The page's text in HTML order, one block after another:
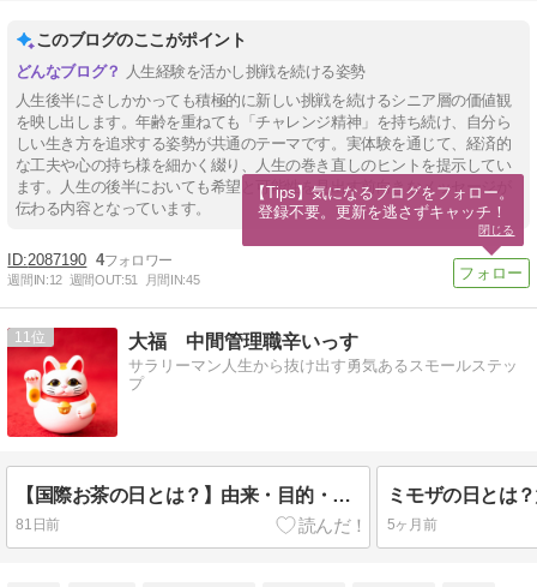
このブログのここがポイント
人生経験を活かし挑戦を続ける姿勢
人生後半にさしかかっても積極的に新しい挑戦を続けるシニア層の価値観
を映し出します。年齢を重ねても「チャレンジ精神」を持ち続け、自分ら
しい生き方を追求する姿勢が共通のテーマです。実体験を通じて、経済的
な工夫や心の持ち様を細かく綴り、人生の巻き直しのヒントを提示してい
ます。人生の後半においても希望と可能性を見出す前向きなメッセージが
伝わる内容となっています。
2087190 4
週間IN:12 週間OUT:51 月間IN:45
11 大福 中間管理職辛いっす
サラリーマン人生から抜け出す勇気あるスモールステッ
プ
【国際お茶の日とは？】由来・目的・楽しみ方を徹底解説｜5月21日は世界のお茶文化を楽しむ日
81日前 5ヶ月前
【Tips】気になるブログをフォロー。
登録不要。更新を逃さずキャッチ！
閉じる